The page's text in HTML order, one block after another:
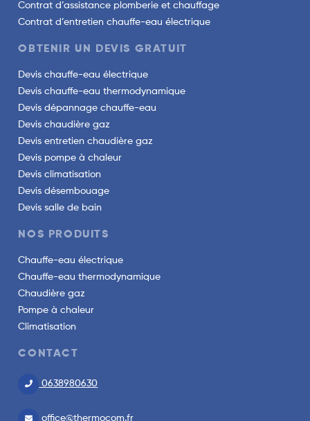
Contrat d’assistance plomberie et chauffage
Contrat d’entretien chauffe-eau électrique
OBTENIR UN DEVIS GRATUIT
Devis chauffe-eau électrique
Devis chauffe-eau thermodynamique
Devis dépannage chauffe-eau
Devis chaudière gaz
Devis entretien chaudière gaz
Devis pompe à chaleur
Devis climatisation
Devis désembouage
Devis salle de bain
NOS PRODUITS
Chauffe-eau électrique
Chauffe-eau thermodynamique
Chaudière gaz
Pompe à chaleur
Climatisation
CONTACT
0638980630
office@thermocom.fr